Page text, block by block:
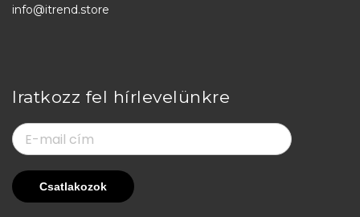
info@itrend.store
Iratkozz fel hírlevelünkre